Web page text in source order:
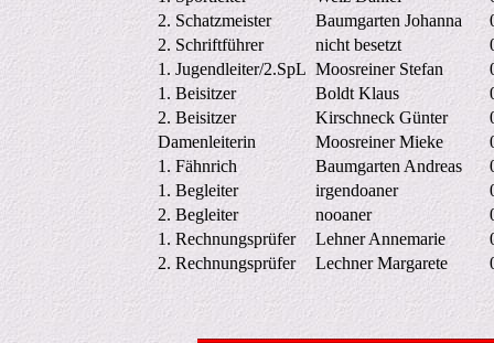
2. Schatzmeister
Baumgarten Johanna
2. Schriftführer
nicht besetzt
1. Jugendleiter/2.SpL Moosreiner Stefan
1. Beisitzer
Boldt Klaus
2. Beisitzer
Kirschneck Günter
Damenleiterin
Moosreiner Mieke
1. Fähnrich
Baumgarten Andreas
1. Begleiter
irgendoaner
2. Begleiter
nooaner
1. Rechnungsprüfer
Lehner Annemarie
2. Rechnungsprüfer
Lechner Margarete